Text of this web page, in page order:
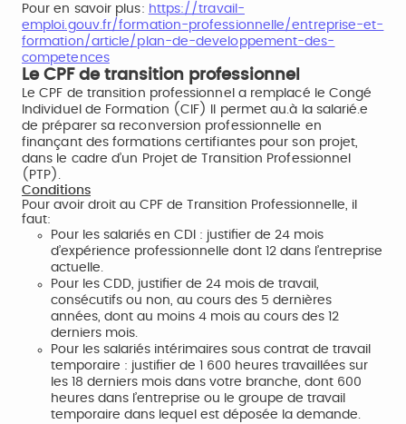
Pour en savoir plus: https://travail-
emploi.gouv.fr/formation-professionnelle/entreprise-et-
formation/article/plan-de-developpement-des-
competences
Le CPF de transition professionnel
Le CPF de transition professionnel a remplacé le Congé
Individuel de Formation (CIF) Il permet au.à la salarié.e
de préparer sa reconversion professionnelle en
finançant des formations certifiantes pour son projet,
dans le cadre d’un Projet de Transition Professionnel
(PTP).
Conditions
Pour avoir droit au CPF de Transition Professionnelle, il
faut:
Pour les salariés en CDI : justifier de 24 mois
d’expérience professionnelle dont 12 dans l’entreprise
actuelle.
Pour les CDD, justifier de 24 mois de travail,
consécutifs ou non, au cours des 5 dernières
années, dont au moins 4 mois au cours des 12
derniers mois.
Pour les salariés intérimaires sous contrat de travail
temporaire : justifier de 1 600 heures travaillées sur
les 18 derniers mois dans votre branche, dont 600
heures dans l’entreprise ou le groupe de travail
temporaire dans lequel est déposée la demande.